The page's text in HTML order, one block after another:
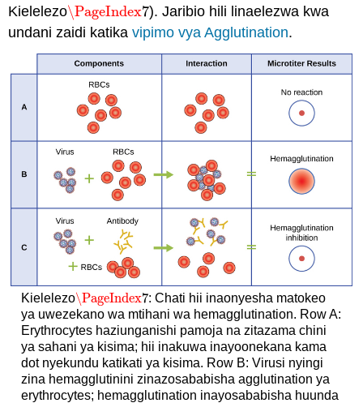
Kielelezo\PageIndex7
\PageIndex7). Jaribio hili linaelezwa kwa
undani zaidi katikavipimo vya Agglutination.
Kielelezo\PageIndex7
\PageIndex7: Chati hii inaonyesha matokeo
ya uwezekano wa mtihani wa hemagglutination. Row A:
Erythrocytes haziunganishi pamoja na zitazama chini
ya sahani ya kisima; hii inakuwa inayoonekana kama
dot nyekundu katikati ya kisima. Row B: Virusi nyingi
zina hemagglutinini zinazosababisha agglutination ya
erythrocytes; hemagglutination inayosababisha huunda